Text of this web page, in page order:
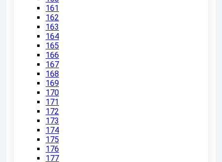
161
162
163
164
165
166
167
168
169
170
171
172
173
174
175
176
177